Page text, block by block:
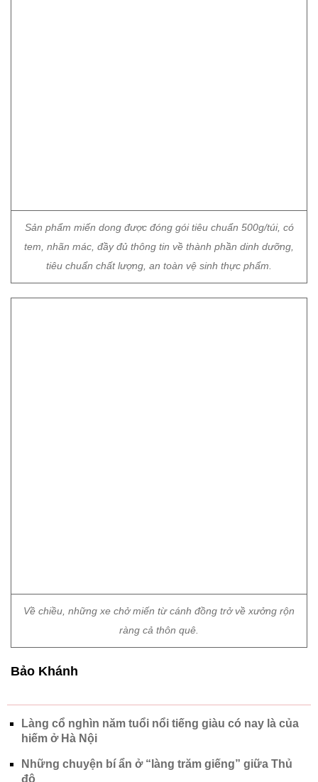
Sản phẩm miến dong được đóng gói tiêu chuẩn 500g/túi, có
tem, nhãn mác, đầy đủ thông tin về thành phần dinh dưỡng,
tiêu chuẩn chất lượng, an toàn vệ sinh thực phẩm.
Về chiều, những xe chở miến từ cánh đồng trở về xưởng rộn
ràng cả thôn quê.
Bảo Khánh
Làng cổ nghìn năm tuổi nổi tiếng giàu có nay là của
hiếm ở Hà Nội
Những chuyện bí ẩn ở “làng trăm giếng” giữa Thủ
đô